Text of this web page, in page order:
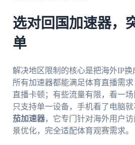
选对回国加速器，
单
解决地区限制的核心是把海外IP
所有加速器都能满足体育直播需求
直播卡顿；有些流量有限，看一
只支持单一设备，手机看了电脑
茄加速器，它专门针对海外用户
景优化，完全适配体育观赛需求。